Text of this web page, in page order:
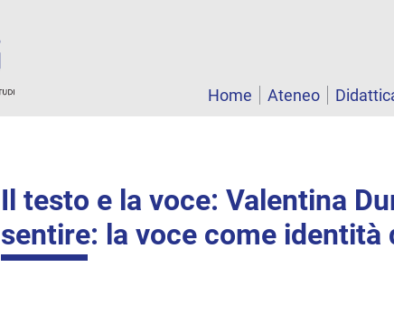
Home
Ateneo
Il testo e la voce: Valentina
sentire: la voce come identità